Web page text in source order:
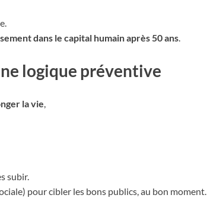
dans le capital humain après 50 ans
logique préventive
la vie,
subir.
pour cibler les bons publics, au bon moment.